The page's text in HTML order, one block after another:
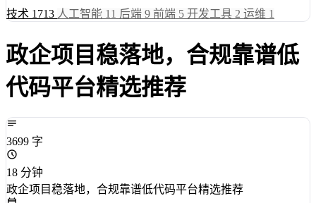
技术 1713 人工智能 11 后端 9 前端 5 开发工具 2 运维 1
政企项目稳落地，合规靠谱低
代码平台精选推荐
3699 字
18 分钟
政企项目稳落地，合规靠谱低代码平台精选推荐